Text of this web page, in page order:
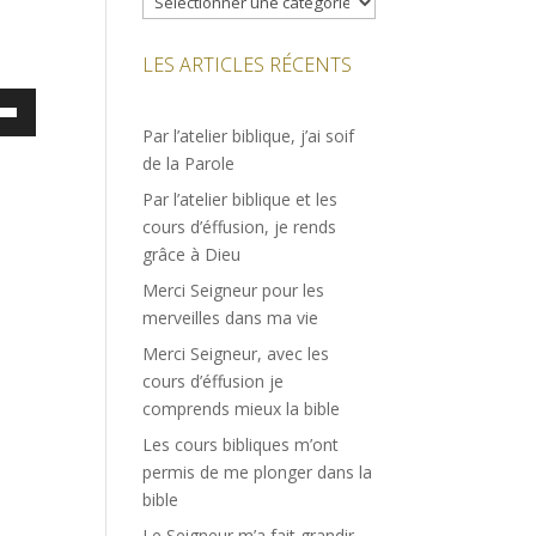
LES ARTICLES RÉCENTS
Par l’atelier biblique, j’ai soif
de la Parole
Par l’atelier biblique et les
cours d’éffusion, je rends
grâce à Dieu
Merci Seigneur pour les
merveilles dans ma vie
Merci Seigneur, avec les
cours d’éffusion je
comprends mieux la bible
Les cours bibliques m’ont
permis de me plonger dans la
bible